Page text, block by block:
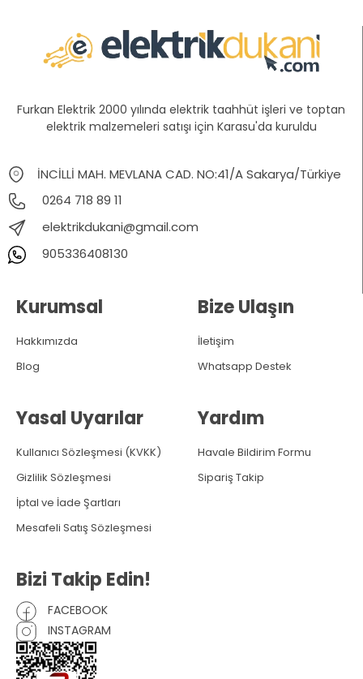
Furkan Elektrik 2000 yılında elektrik taahhüt işleri ve toptan
elektrik malzemeleri satışı için Karasu'da kuruldu
İNCİLLİ MAH. MEVLANA CAD. NO:41/A Sakarya/Türkiye
0264 718 89 11
elektrikdukani@gmail.com
905336408130
Kurumsal
Hakkımızda
Blog
Yasal Uyarılar
Kullanıcı Sözleşmesi (KVKK)
Gizlilik Sözleşmesi
İptal ve İade Şartları
Mesafeli Satış Sözleşmesi
Bize Ulaşın
İletişim
Whatsapp Destek
Yardım
Havale Bildirim Formu
Sipariş Takip
Bizi Takip Edin!
FACEBOOK
INSTAGRAM